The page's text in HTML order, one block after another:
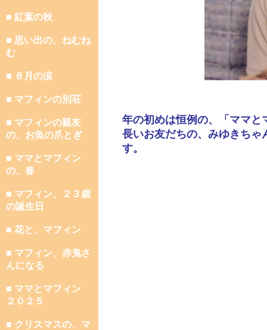
■ 紅葉の秋
■ 思い出の、ねむね
む
■ ８月の涙
■ マフィンの別荘
■ マフィンの親友
の、お魚の爪とぎ
■ ママとマフィン
の、春
■ マフィン、２３歳
の誕生日
■ 花と、マフィン
■ マフィン、赤鬼さ
んになる
■ ママとマフィン
２０２５
■ クリスマスの、マ
年の初めは恒例の、「ママと
長いお友だちの、みゆきちゃ
す。